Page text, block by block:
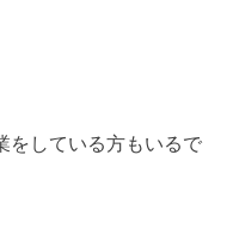
をしている方もいるで